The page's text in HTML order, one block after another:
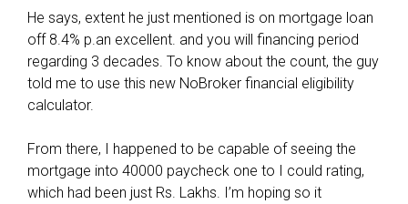
He says, extent he just mentioned is on mortgage loan
off 8.4% p.an excellent. and you will financing period
regarding 3 decades. To know about the count, the guy
told me to use this new NoBroker financial eligibility
calculator.
From there, I happened to be capable of seeing the
mortgage into 40000 paycheck one to I could rating,
which had been just Rs. Lakhs. I’m hoping so it